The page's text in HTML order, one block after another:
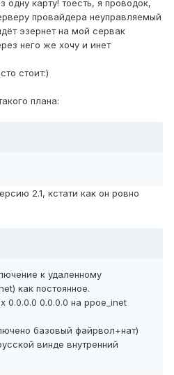
одну карту! тоесть, я проводок,
провайдера неуправляемый
эзернет на мой сервак
него же хочу и инет
стоит:)
плана:
2.1, кстати как он ровно
к удаленному
как постоянное.
0.0.0.0 0.0.0.0 на ppoe_inet
базовый файрвол+нат)
винде внутренний